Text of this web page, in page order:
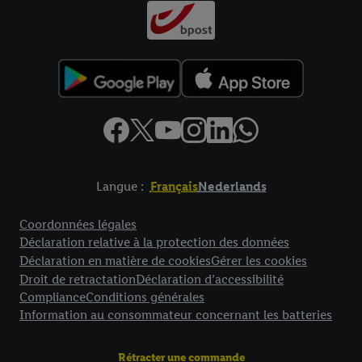
Langue : FrançaisNederlands
Coordonnées légales
Déclaration relative à la protection des données
Déclaration en matière de cookiesGérer les cookies
Droit de retractationDéclaration d’accessibilité
ComplianceConditions générales
Information au consommateur concernant les batteries
Rétracter une commande